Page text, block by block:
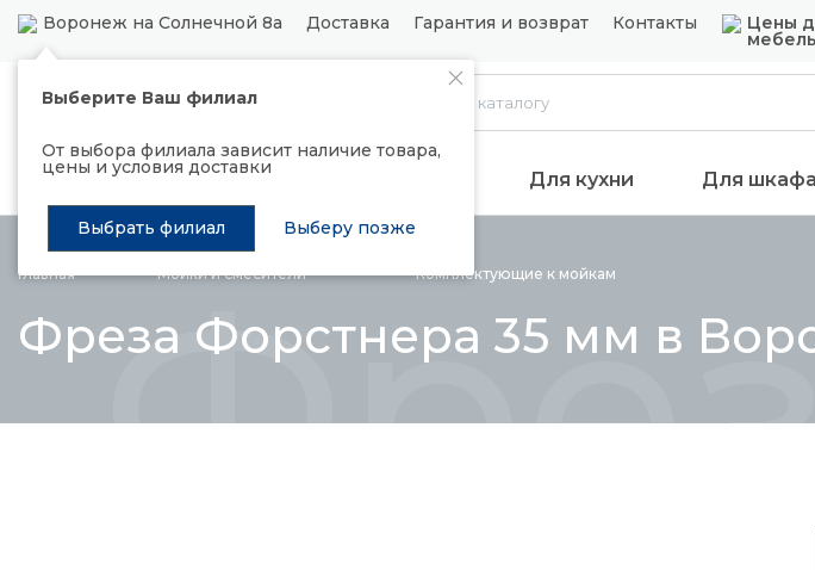
Воронеж на Солнечной 8а Доставка Гарантия и возврат Контакты Цены
Выберите Ваш филиал
От выбора филиала зависит наличие товара,
цены и условия доставки
Выбрать филиал Выберу позже
Каталог
Распродажа Подъемные механизмы Для кухни Для шкафа
Главная Мойки исмесители Комплектующие к мойкам
Фреза Форстнера 35 мм в